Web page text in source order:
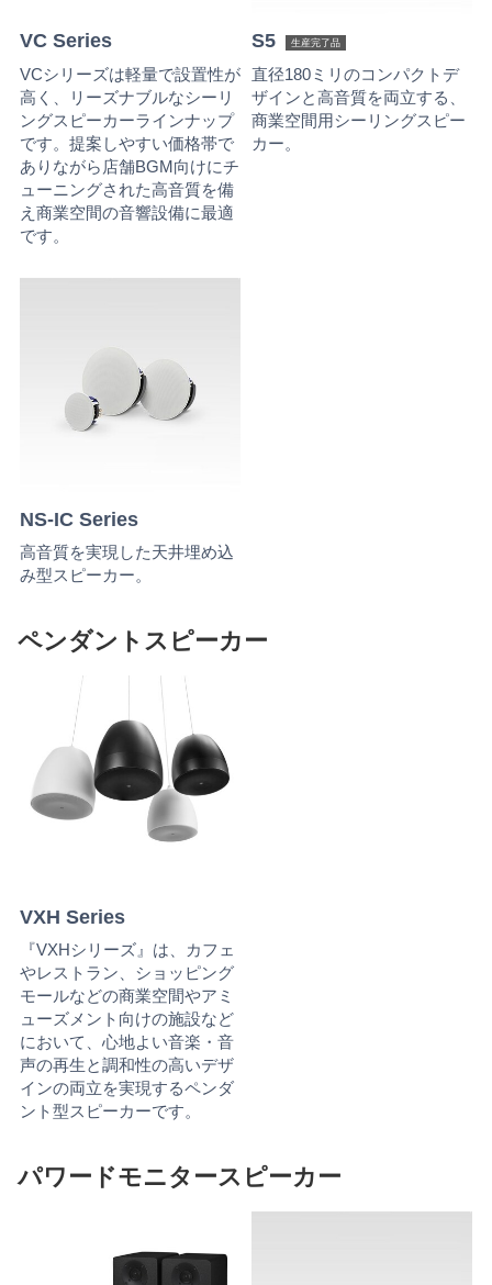
VC Series
VCシリーズは軽量で設置性が
高く、リーズナブルなシーリ
ングスピーカーラインナップ
です。提案しやすい価格帯で
ありながら店舗BGM向けにチ
ューニングされた高音質を備
え商業空間の音響設備に最適
です。
S5 生産完了品
直径180ミリのコンパクトデ
ザインと高音質を両立する、
商業空間用シーリングスピー
カー。
NS-IC Series
高音質を実現した天井埋め込
み型スピーカー。
ペンダントスピーカー
VXH Series
『VXHシリーズ』は、カフェ
やレストラン、ショッピング
モールなどの商業空間やアミ
ューズメント向けの施設など
において、心地よい音楽・音
声の再生と調和性の高いデザ
インの両立を実現するペンダ
ント型スピーカーです。
パワードモニタースピーカー